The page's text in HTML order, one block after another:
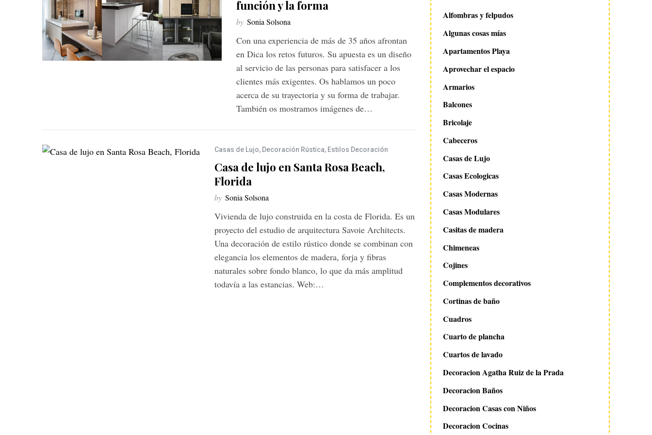
función y la forma
by Sonia Solsona
Con una experiencia de más de 35 años afrontan
en Dica los retos futuros. Su apuesta es un diseño
al servicio de las personas para satisfacer a los
clientes más exigentes. Os hablamos un poco
acerca de su trayectoria y su forma de trabajar.
También os mostramos imágenes de…
Casas de Lujo, Decoración Rústica, Estilos Decoración
Casa de lujo en Santa Rosa Beach,
Florida
by Sonia Solsona
Vivienda de lujo construida en la costa de Florida. Es un
proyecto del estudio de arquitectura Savoie Architects.
Una decoración de estilo rústico donde se combinan con
elegancia los elementos de madera, forja y fibras
naturales sobre fondo blanco, lo que da más amplitud
todavía a las estancias. Web:…
Alfombras y felpudos
Algunas cosas mías
Apartamentos Playa
Aprovechar el espacio
Armarios
Balcones
Bricolaje
Cabeceros
Casas de Lujo
Casas Ecologicas
Casas Modernas
Casas Modulares
Casitas de madera
Chimeneas
Cojines
Complementos decorativos
Cortinas de baño
Cuadros
Cuarto de plancha
Cuartos de lavado
Decoracion Agatha Ruiz de la Prada
Decoracion Baños
Decoracion Casas con Niños
Decoracion Cocinas